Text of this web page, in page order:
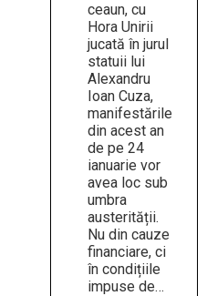
ceaun, cu
Hora Unirii
jucată în jurul
statuii lui
Alexandru
Ioan Cuza,
manifestările
din acest an
de pe 24
ianuarie vor
avea loc sub
umbra
austerității.
Nu din cauze
financiare, ci
în condițiile
impuse de…